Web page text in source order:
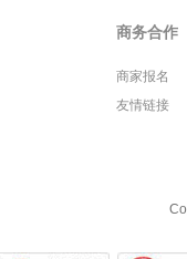
商务合作
商家报名
友情链接